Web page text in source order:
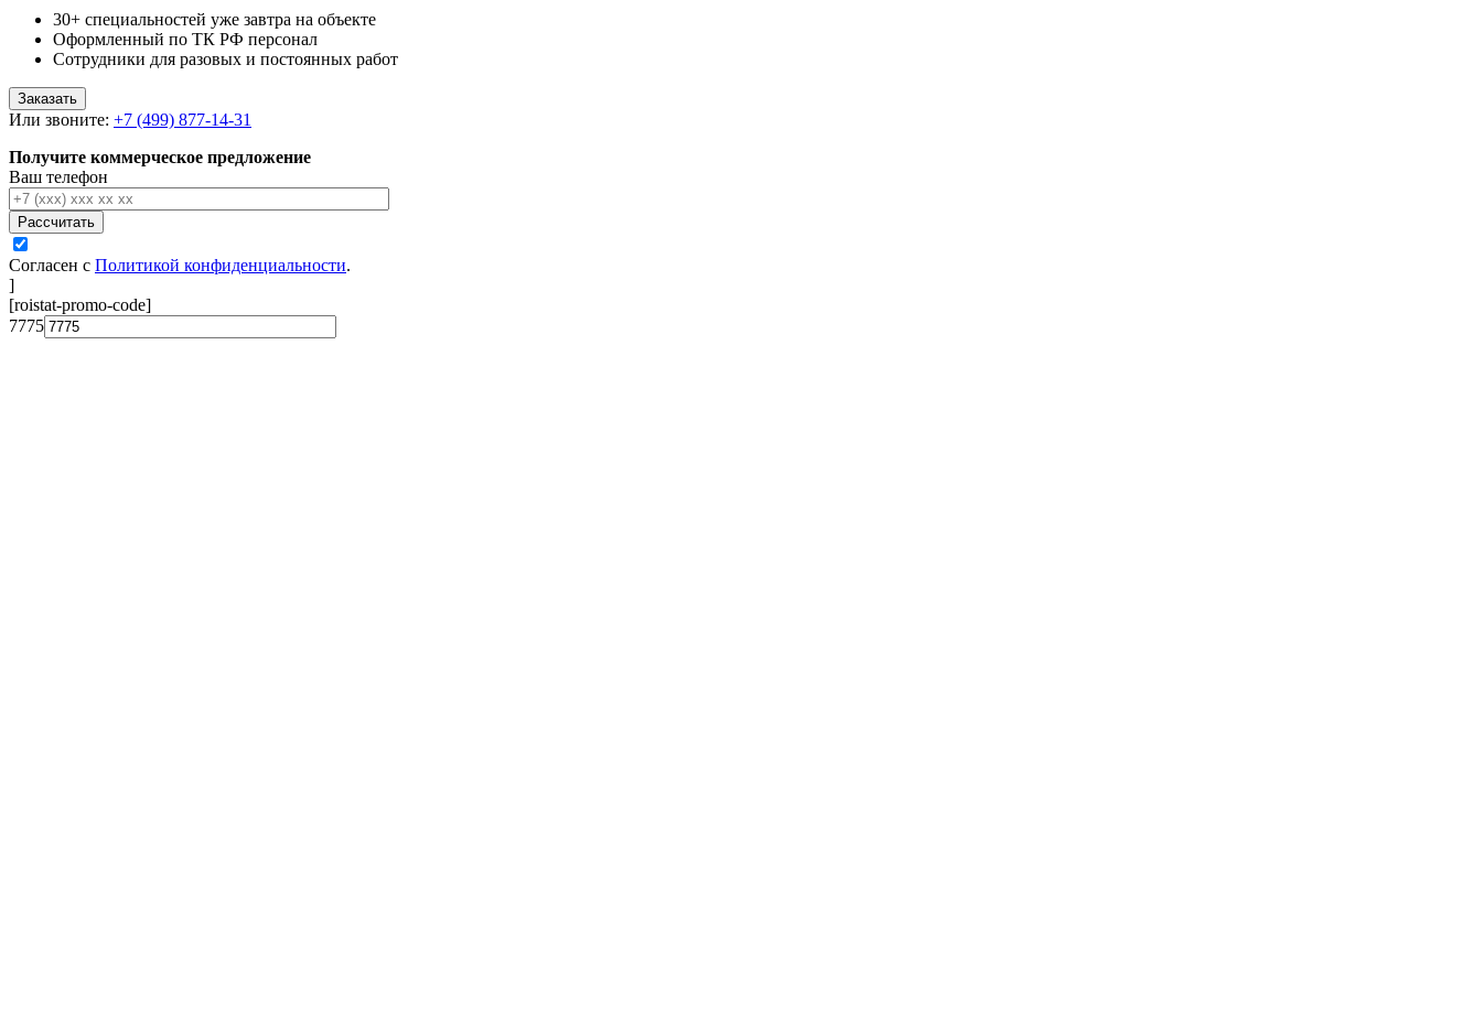
30+ специальностей уже завтра на объекте
Оформленный по ТК РФ персонал
Сотрудники для разовых и постоянных работ
Заказать
Или звоните: +7 (499) 877-14-31
Получите коммерческое предложение
Ваш телефон
Рассчитать
Согласен с Политикой конфиденциальности.
]
[roistat-promo-code]
7775